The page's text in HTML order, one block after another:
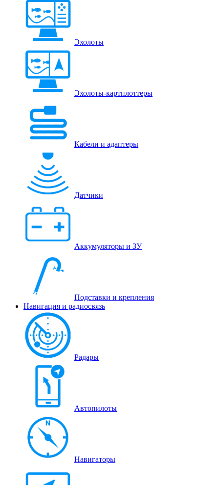
Эхолоты
Эхолоты-картплоттеры
Кабели и адаптеры
Датчики
Аккумуляторы и ЗУ
Подставки и крепления
Навигация и радиосвязь
Радары
Автопилоты
Навигаторы